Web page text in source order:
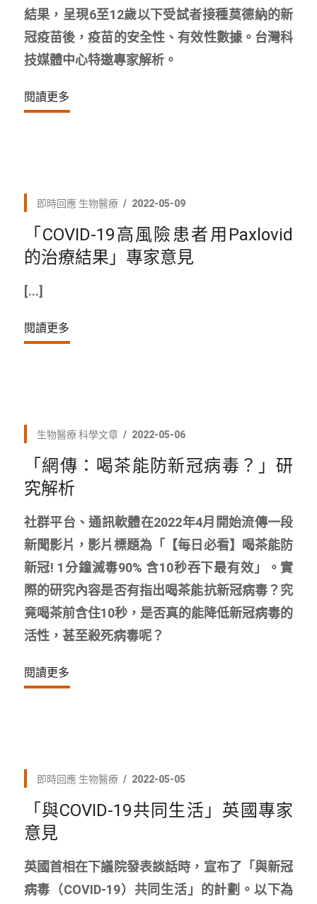
結果，呈現6至12歲以下受試者接種莫德納的新
冠疫苗後，疫苗的安全性、有效性數據。台灣科
技媒體中心特邀專家解析。
閱讀更多
即時回應 生物醫療 2022-05-09
「COVID-19高風險患者用Paxlovid
的治療結果」專家意見
[...]
閱讀更多
生物醫療 科學文章 2022-05-06
「網傳：喝茶能防新冠病毒？」研
究解析
社群平台、通訊軟體在2022年4月開始流傳一段
新聞影片，影片標題為「【每日必看】喝茶能防
新冠! 1分鐘滅毒90% 含10秒吞下最有效」。實
際的研究內容是否有指出喝茶能抗新冠病毒？究
竟喝茶前含住10秒，是否真的能降低新冠病毒的
活性，甚至殺死病毒呢？
閱讀更多
即時回應 生物醫療 2022-05-05
「與COVID-19共同生活」英國專家
意見
英國首相在下議院發表談話時，宣布了「與新冠
病毒（COVID-19）共同生活」的計劃。以下為